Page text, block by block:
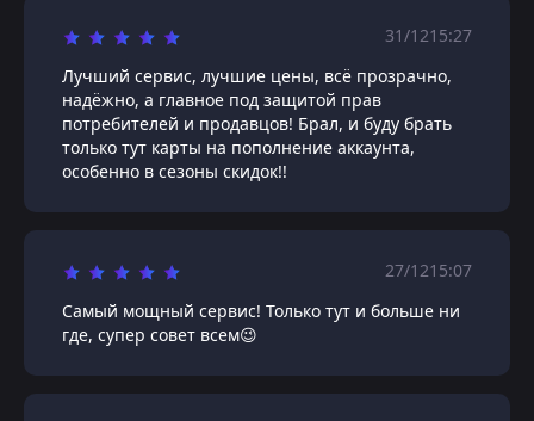
31/1215:27
Лучший сервис, лучшие цены, всё прозрачно,
надёжно, а главное под защитой прав
потребителей и продавцов! Брал, и буду брать
только тут карты на пополнение аккаунта,
особенно в сезоны скидок!!
27/1215:07
Самый мощный сервис! Только тут и больше ни
где, супер совет всем😉